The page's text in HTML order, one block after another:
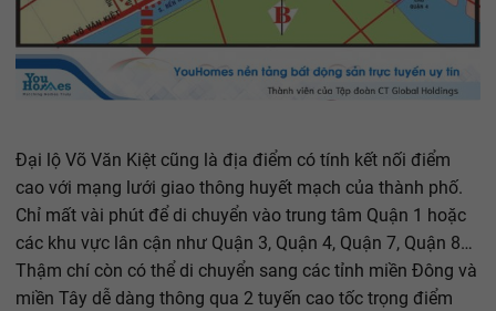
Đại lộ Võ Văn Kiệt cũng là địa điểm có tính kết nối điểm
cao với mạng lưới giao thông huyết mạch của thành phố.
Chỉ mất vài phút để di chuyển vào trung tâm Quận 1 hoặc
các khu vực lân cận như Quận 3, Quận 4, Quận 7, Quận 8…
Thậm chí còn có thể di chuyển sang các tỉnh miền Đông và
miền Tây dễ dàng thông qua 2 tuyến cao tốc trọng điểm